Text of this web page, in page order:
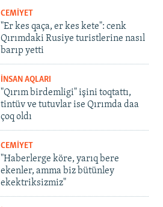
CEMİYET
"Er kes qaça, er kes kete": cenk
Qırımdaki Rusiye turistlerine nasıl
barıp yetti
İNSAN AQLARI
"Qırım birdemligi" işini toqtattı,
tintüv ve tutuvlar ise Qırımda daa
çoq oldı
CEMİYET
"Haberlerge köre, yarıq bere
ekenler, amma biz bütünley
ekektriksizmiz"